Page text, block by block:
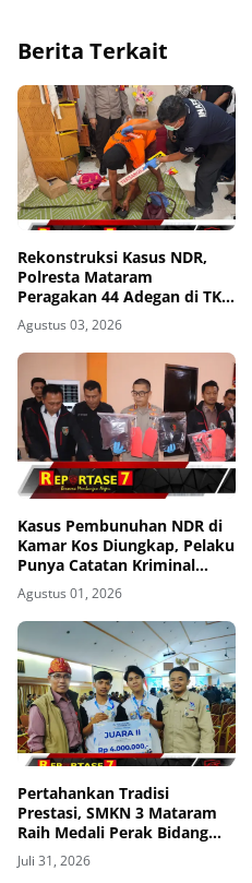
Berita Terkait
Rekonstruksi Kasus NDR,
Polresta Mataram
Peragakan 44 Adegan di TKP
Kos Gomong
Agustus 03, 2026
Kasus Pembunuhan NDR di
Kamar Kos Diungkap, Pelaku
Punya Catatan Kriminal
Kekerasan
Agustus 01, 2026
Pertahankan Tradisi
Prestasi, SMKN 3 Mataram
Raih Medali Perak Bidang
Robotics di LKS Tingkat
Provinsi 2026
Juli 31, 2026